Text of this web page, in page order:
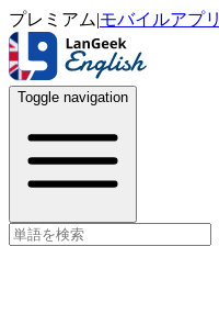
プレミアム|モバイルアプリ
Toggle navigation